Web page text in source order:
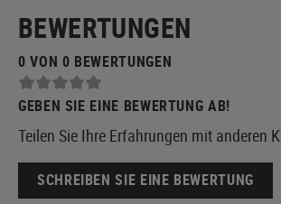
BEWERTUNGEN
0 VON 0 BEWERTUNGEN
GEBEN SIE EINE BEWERTUNG AB!
Teilen Sie Ihre Erfahrungen mit anderen
SCHREIBEN SIE EINE BEWERTUNG